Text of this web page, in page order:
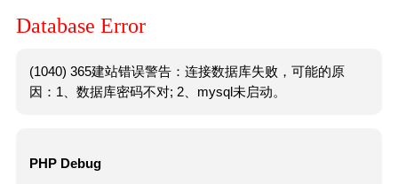
Database Error
(1040) 365建站错误警告：连接数据库失败，可能的原
因：1、数据库密码不对; 2、mysql未启动。
PHP Debug